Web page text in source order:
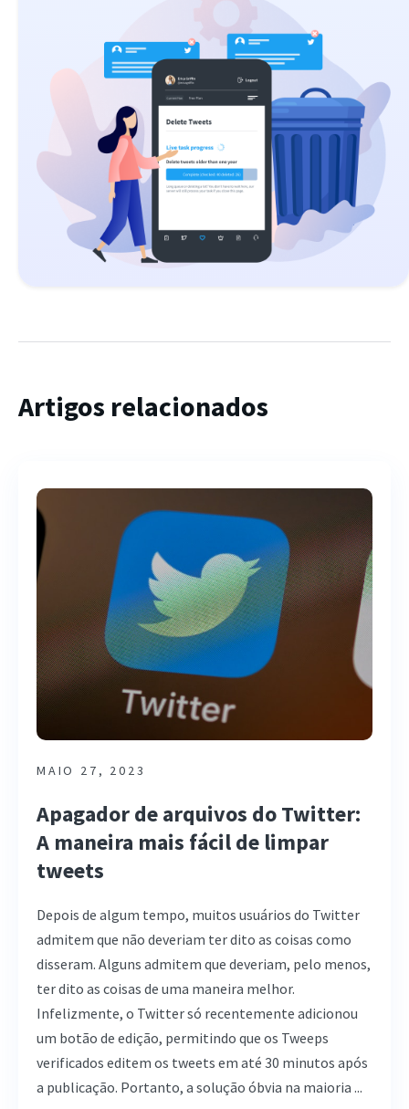
Artigos relacionados
MAIO 27, 2023
Apagador de arquivos do Twitter:
A maneira mais fácil de limpar
tweets
Depois de algum tempo, muitos usuários do Twitter
admitem que não deveriam ter dito as coisas como
disseram. Alguns admitem que deveriam, pelo menos,
ter dito as coisas de uma maneira melhor.
Infelizmente, o Twitter só recentemente adicionou
um botão de edição, permitindo que os Tweeps
verificados editem os tweets em até 30 minutos após
a publicação. Portanto, a solução óbvia na maioria ...